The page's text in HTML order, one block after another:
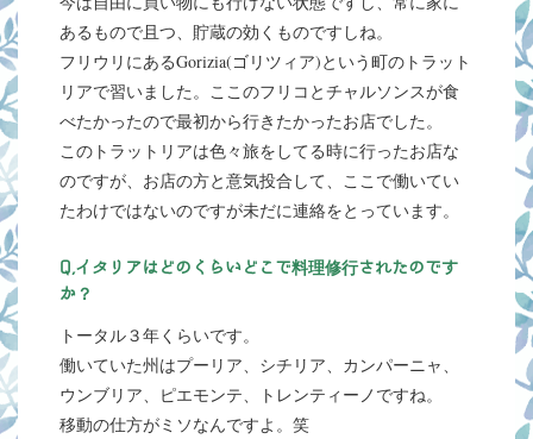
あるもので且つ、貯蔵の効くものですしね。
フリウリにあるGorizia(ゴリツィア)という町のトラット
リアで習いました。ここのフリコとチャルソンスが食
べたかったので最初から行きたかったお店でした。
このトラットリアは色々旅をしてる時に行ったお店な
のですが、お店の方と意気投合して、ここで働いてい
たわけではないのですが未だに連絡をとっています。
Q,イタリアはどのくらいどこで料理修行されたのです
か？
トータル３年くらいです。
働いていた州はプーリア、シチリア、カンパーニャ、
ウンブリア、ピエモンテ、トレンティーノですね。
移動の仕方がミソなんですよ。笑